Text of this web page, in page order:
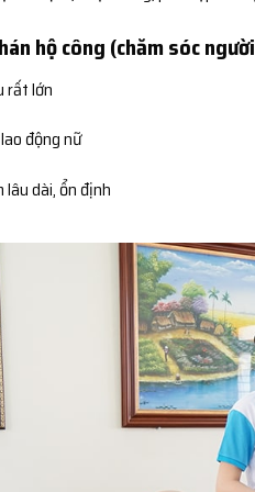
hộ công (chăm sóc
rất lớn
động nữ
lâu dài, ổn định